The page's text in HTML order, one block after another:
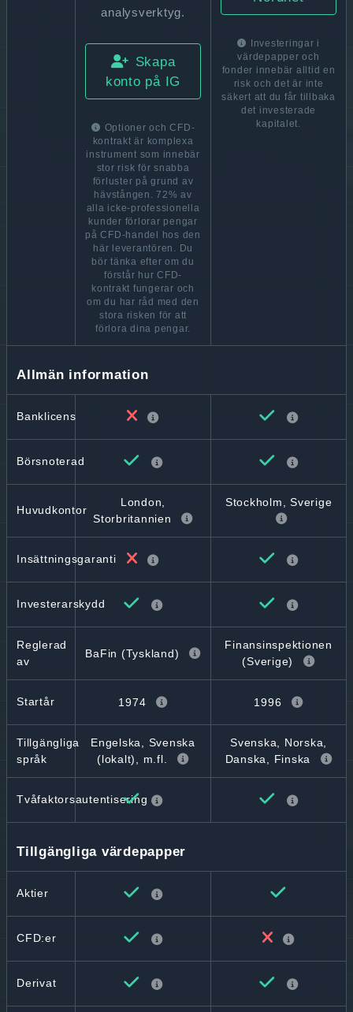
analysverktyg.
Skapa
konto på IG
Optioner och CFD-
kontrakt är komplexa
instrument som innebär
stor risk för snabba
förluster på grund av
hävstången. 72% av
alla icke-professionella
kunder förlorar pengar
på CFD-handel hos den
här leverantören. Du
bör tänka efter om du
förstår hur CFD-
kontrakt fungerar och
om du har råd med den
stora risken för att
förlora dina pengar.
Investeringar i
värdepapper och
fonder innebär alltid en
risk och det är inte
säkert att du får tillbaka
det investerade
kapitalet.
Allmän information
Banklicens
Börsnoterad
Huvudkontor
London,
Storbritannien
Stockholm, Sverige
Insättningsgaranti
Investerarskydd
Reglerad
av
BaFin (Tyskland)
Finansinspektionen
(Sverige)
Startår 1974 1996
Tillgängliga
språk
Engelska, Svenska
(lokalt), m.fl.
Svenska, Norska,
Danska, Finska
Tvåfaktorsautentisering
Tillgängliga värdepapper
Aktier
CFD:er
Derivat